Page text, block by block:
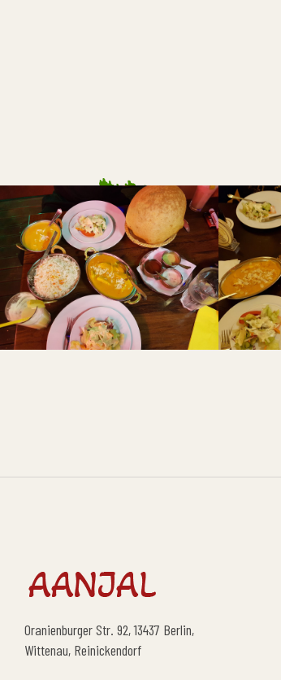
Oranienburger Str. 92, 13437 Berlin,
Wittenau, Reinickendorf